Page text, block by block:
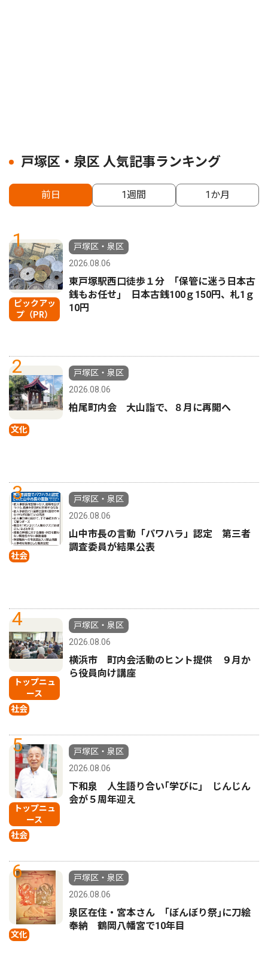
戸塚区・泉区 人気記事ランキング
前日 1週間 1か月
1
ピックアッ
プ（PR）
戸塚区・泉区
2026.08.06
東戸塚駅西口徒歩１分 ｢保管に迷う日本古
銭もお任せ｣ 日本古銭100ｇ150円、札1ｇ
10円
2
文化
戸塚区・泉区
2026.08.06
柏尾町内会 大山詣で、８月に再開へ
3
社会
戸塚区・泉区
2026.08.06
山中市長の言動「パワハラ」認定 第三者
調査委員が結果公表
4
トップニュ
ース
社会
戸塚区・泉区
2026.08.06
横浜市 町内会活動のヒント提供 ９月か
ら役員向け講座
5
トップニュ
ース
社会
戸塚区・泉区
2026.08.06
下和泉 人生語り合い｢学びに｣ じんじん
会が５周年迎え
6
文化
戸塚区・泉区
2026.08.06
泉区在住・宮本さん ｢ぼんぼり祭｣に刀絵
奉納 鶴岡八幡宮で10年目